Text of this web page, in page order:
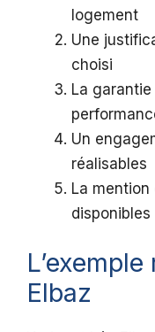
logement
Une
choisi
La garantie
Un
réalisables
La
disponibles
Elbaz